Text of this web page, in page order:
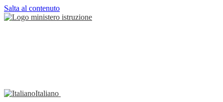
Salta al contenuto
Italiano